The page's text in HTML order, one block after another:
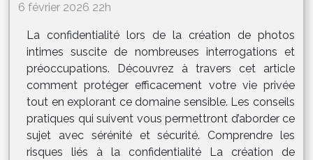
6 février 2026 22h
La confidentialité lors de la création de photos
intimes suscite de nombreuses interrogations et
préoccupations. Découvrez à travers cet article
comment protéger efficacement votre vie privée
tout en explorant ce domaine sensible. Les conseils
pratiques qui suivent vous permettront d’aborder ce
sujet avec sérénité et sécurité. Comprendre les
risques liés à la confidentialité La création de